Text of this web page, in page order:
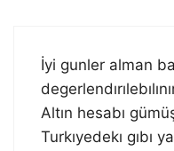
İyi gunler alman
Altın hesabı
Turkıyedekı gıbı